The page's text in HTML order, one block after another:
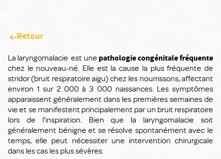
Retour
La laryngomalacie est une pathologie congénitale fréquente
chez le nouveau-né. Elle est la cause la plus fréquente de
stridor (bruit respiratoire aigu) chez les nourrissons, affectant
environ 1 sur 2 000 à 3 000 naissances. Les symptômes
apparaissent généralement dans les premières semaines de
vie et se manifestent principalement par un bruit respiratoire
lors de l'inspiration. Bien que la laryngomalacie soit
généralement bénigne et se résolve spontanément avec le
temps, elle peut nécessiter une intervention chirurgicale
dans les cas les plus sévères.